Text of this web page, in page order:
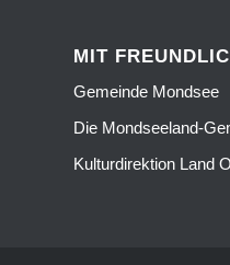
MIT
Gemeinde Mondsee
Die Mondseeland-
Kulturdirektion Land